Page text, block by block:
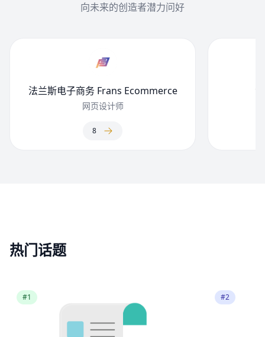
向未来的创造者潜力问好
F
法兰斯电子商务 Frans Ecommerce
网页设计师
8
热门话题
#1 #2